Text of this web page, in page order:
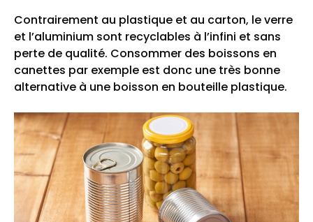
Contrairement au plastique et au carton, le verre
et l’aluminium sont recyclables à l’infini et sans
perte de qualité. Consommer des boissons en
canettes par exemple est donc une très bonne
alternative à une boisson en bouteille plastique.